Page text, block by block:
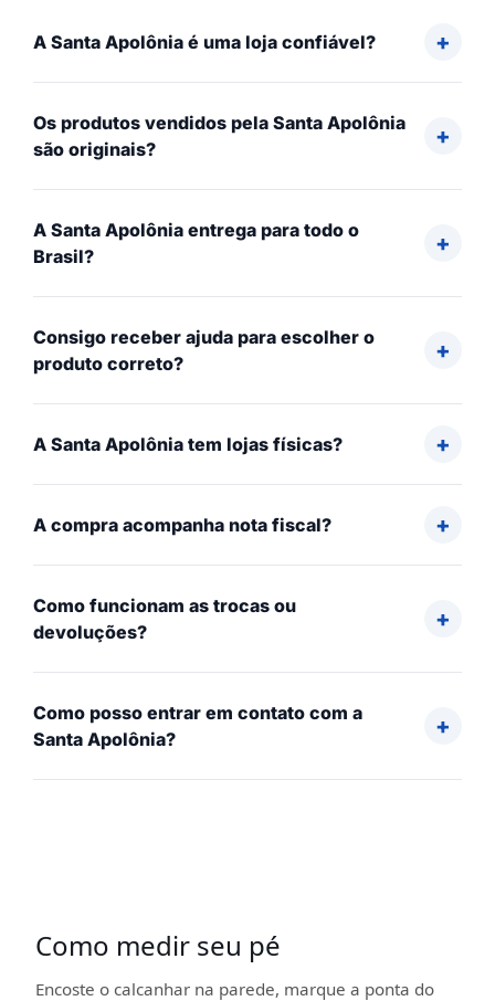
A Santa Apolônia é uma loja confiável?
Os produtos vendidos pela Santa Apolônia
são originais?
A Santa Apolônia entrega para todo o
Brasil?
Consigo receber ajuda para escolher o
produto correto?
A Santa Apolônia tem lojas físicas?
A compra acompanha nota fiscal?
Como funcionam as trocas ou
devoluções?
Como posso entrar em contato com a
Santa Apolônia?
Como medir seu pé
Encoste o calcanhar na parede, marque a ponta do